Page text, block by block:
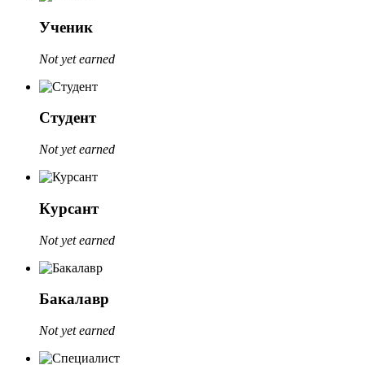
Ученик
Not yet earned
Студент
Not yet earned
Курсант
Not yet earned
Бакалавр
Not yet earned